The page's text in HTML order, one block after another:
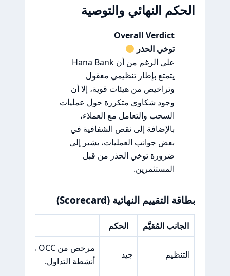
الحكم النهائي والتوصية
Overall Verdict
توخي الحذر
على الرغم من أن Hana Bank
يتمتع بإطار تنظيمي معقول
وتراخيص من هيئات قوية، إلا أن
وجود شكاوى متكررة حول عمليات
السحب والتعامل مع العملاء،
بالإضافة إلى نقص الشفافية في
بعض جوانب العمليات، يشير إلى
ضرورة توخي الحذر من قبل
المستثمرين.
بطاقة التقييم النهائية (Scorecard)
الجانب المُقيَّم الحكم
التنظيم جيد
أنشطة التداول.